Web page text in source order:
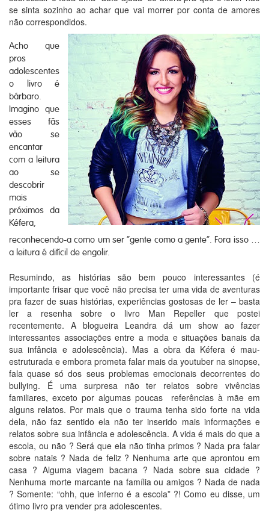
se sinta sozinho ao achar que vai morrer por conta de amores
não correspondidos.
Acho que
pros
adolescentes
o livro é
bárbaro.
Imagino que
esses fãs
vão se
encantar
com a leitura
ao se
descobrir
mais
próximos da
Kéfera,
reconhecendo-a como um ser “gente como a gente”. Fora isso …
a leitura é difícil de engolir.
Resumindo, as histórias são bem pouco interessantes (é
importante frisar que você não precisa ter uma vida de aventuras
pra fazer de suas histórias, experiências gostosas de ler – basta
ler a resenha sobre o livro Man Repeller que postei
recentemente. A blogueira Leandra dá um show ao fazer
interessantes associações entre a moda e situações banais da
sua infância e adolescência). Mas a obra da Kéfera é mau-
estruturada e embora prometa falar mais da youtuber na sinopse,
fala quase só dos seus problemas emocionais decorrentes do
bullying. É uma surpresa não ter relatos sobre vivências
familiares, exceto por algumas poucas referências à mãe em
alguns relatos. Por mais que o trauma tenha sido forte na vida
dela, não faz sentido ela não ter inserido mais informações e
relatos sobre sua infância e adolescência. A vida é mais do que a
escola, ou não ? Será que ela não tinha primos ? Nada pra falar
sobre natais ? Nada de feliz ? Nenhuma arte que aprontou em
casa ? Alguma viagem bacana ? Nada sobre sua cidade ?
Nenhuma morte marcante na família ou amigos ? Nada de nada
? Somente: “ohh, que inferno é a escola” ?! Como eu disse, um
ótimo livro pra vender pra adolescentes.